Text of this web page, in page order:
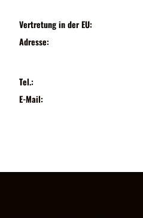
Vertretung in der EU:
Adresse:
Tel.:
E-Mail: